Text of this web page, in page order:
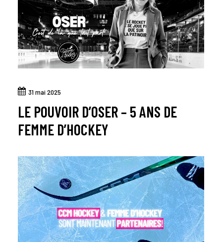
31 mai 2025
LE POUVOIR D’OSER – 5 ANS DE
FEMME D’HOCKEY